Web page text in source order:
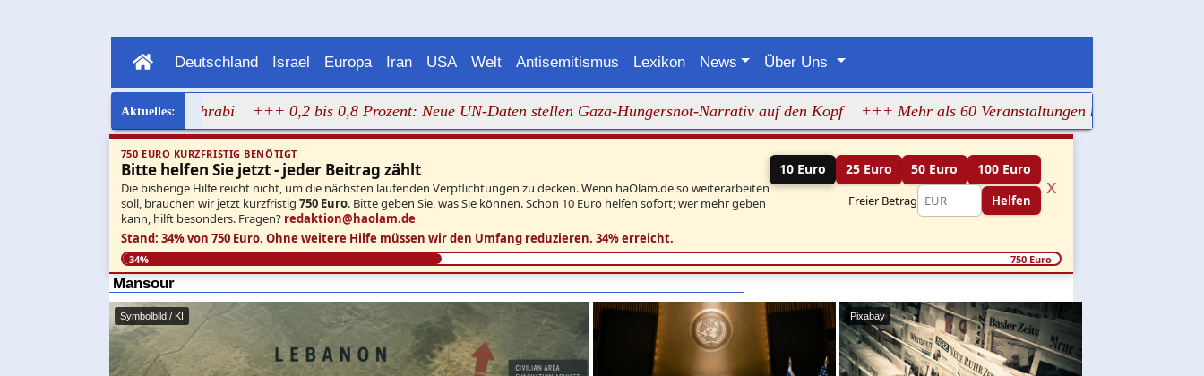
Deutschland Israel Europa Iran USA Welt Antisemitismus Lexikon News Über Uns
Bild von Dalal Mughrabi +++ 0,2 bis 0,8 Prozent: Neue UN-Daten stellen Gaza-Hungersnot-Narrativ auf den Kopf +++ Mehr als 60 Veranstaltungen machen jüdisches
750 EURO KURZFRISTIG BENÖTIGT
Bitte helfen Sie jetzt - jeder Beitrag zählt
Die bisherige Hilfe reicht nicht, um die nächsten laufenden Verpflichtungen zu decken. Wenn haOlam.de so weiterarbeiten
soll, brauchen wir jetzt kurzfristig 750 Euro. Bitte geben Sie, was Sie können. Schon 10 Euro helfen sofort; wer mehr geben
kann, hilft besonders. Fragen? redaktion@haolam.de
10 Euro 25 Euro 50 Euro 100 Euro
Freier Betrag Helfen
x
Stand: 34% von 750 Euro. Ohne weitere Hilfe müssen wir den Umfang reduzieren. 34% erreicht.
34% 750 Euro
Mansour
Symbolbild / KI Pixabay